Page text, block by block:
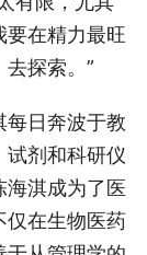
要在精力最旺
探索。”
每日奔波于教
试剂和科研仪
海淇成为了医
仅在生物医药